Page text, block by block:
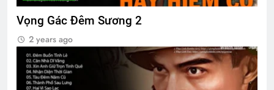
Vọng Gác Đêm Sương 2
2 years ago